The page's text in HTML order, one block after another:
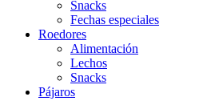
Snacks
Fechas especiales
Roedores
Alimentación
Lechos
Snacks
Pájaros